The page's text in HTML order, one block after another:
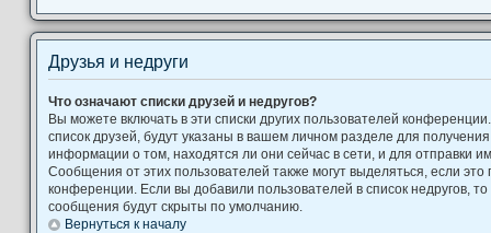
Друзья и недруги
Что означают списки друзей и недругов?
Вы можете включать в эти списки других пользователей
список друзей, будут указаны в вашем личном разделе для
информации о том, находятся ли они сейчас в сети, и для отправки
Сообщения от этих пользователей также могут выделяться, если
конференции. Если вы добавили пользователей в список недругов,
сообщения будут скрыты по умолчанию.
Вернуться к началу